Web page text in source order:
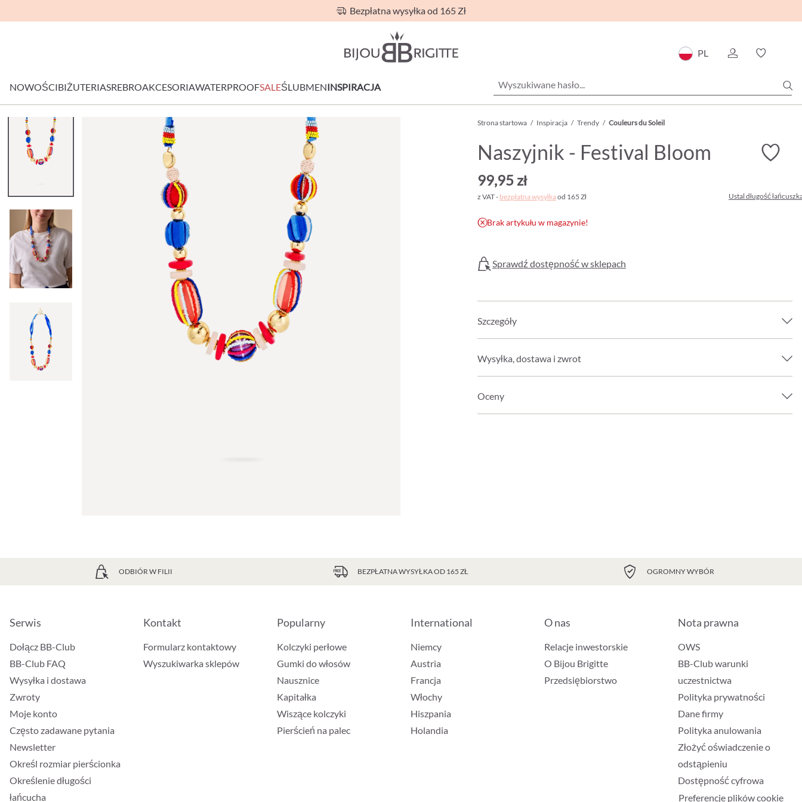
Bezpłatna wysyłka od 165 Zł
PL
NOWOŚCIBIŻUTERIASREBROAKCESORIAWATERPROOFSALEŚLUBMENINSPIRACJA
Strona startowa / Inspiracja / Trendy / Couleurs du Soleil
Naszyjnik - Festival Bloom
99,95 zł
z VAT - bezpłatna wysyłkaod 165 Zł Ustal długość
Brak artykułu w magazynie!
Sprawdź dostępność w sklepach
Szczegóły
Wysyłka, dostawa i zwrot
Oceny
ODBIÓR W FILII BEZPŁATNA WYSYŁKA OD 165 ZŁ OGROMNY WYBÓR
Serwis
Dołącz BB-Club
BB-Club FAQ
Wysyłka i dostawa
Zwroty
Moje konto
Często zadawane pytania
Newsletter
Określ rozmiar pierścionka
Określenie długości
łańcucha
Kontakt
Formularz kontaktowy
Wyszukiwarka sklepów
Popularny
Kolczyki perłowe
Gumki do włosów
Nausznice
Kapitałka
Wiszące kolczyki
Pierścień na palec
International
Niemcy
Austria
Francja
Włochy
Hiszpania
Holandia
O nas
Relacje inwestorskie
O Bijou Brigitte
Przedsiębiorstwo
Nota prawna
OWS
BB-Club warunki
uczestnictwa
Polityka prywatności
Dane firmy
Polityka anulowania
Złożyć oświadczenie o
odstąpieniu
Dostępność cyfrowa
Preferencje plików cookie